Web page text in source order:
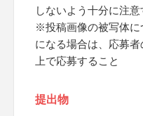
しないよう十分に注意
※投稿画像の被写体に
になる場合は、応募
上で応募すること
提出物